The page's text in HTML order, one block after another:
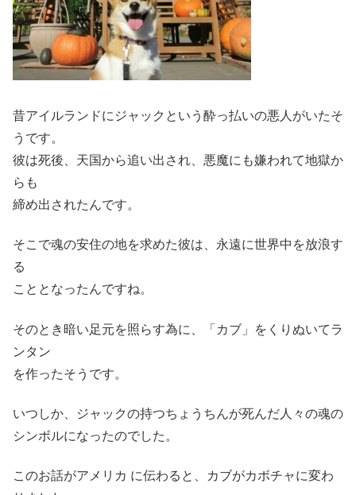
昔アイルランドにジャックという酔っ払いの悪人がいたそ
うです。
彼は死後、天国から追い出され、悪魔にも嫌われて地獄か
らも
締め出されたんです。
そこで魂の安住の地を求めた彼は、永遠に世界中を放浪す
る
こととなったんですね。
そのとき暗い足元を照らす為に、「カブ」をくりぬいてラ
ンタン
を作ったそうです。
いつしか、ジャックの持つちょうちんが死んだ人々の魂の
シンボルになったのでした。
このお話がアメリカ に伝わると、カブがカボチャに変わ